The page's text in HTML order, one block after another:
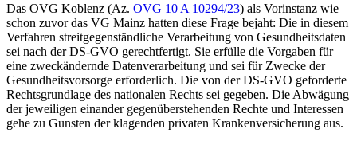
Das OVG Koblenz (Az. OVG 10 A 10294/23) als Vorinstanz wie
schon zuvor das VG Mainz hatten diese Frage bejaht: Die in diesem
Verfahren streitgegenständliche Verarbeitung von Gesundheitsdaten
sei nach der DS-GVO gerechtfertigt. Sie erfülle die Vorgaben für
eine zweckändernde Datenverarbeitung und sei für Zwecke der
Gesundheitsvorsorge erforderlich. Die von der DS-GVO geforderte
Rechtsgrundlage des nationalen Rechts sei gegeben. Die Abwägung
der jeweiligen einander gegenüberstehenden Rechte und Interessen
gehe zu Gunsten der klagenden privaten Krankenversicherung aus.